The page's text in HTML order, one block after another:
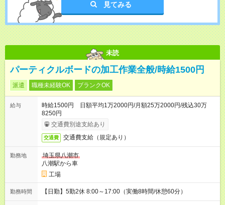
見てみる
未読
パーティクルボードの加工作業全般/時給1500円
派遣 職種未経験OK ブランクOK
給与
時給1500円 日額平均1万2000円/月額25万2000円/残込30万
8250円
交通費別途支給あり
交通費 交通費支給（規定あり）
勤務地
埼玉県八潮市
八潮駅から車
工場
勤務時間 【日勤】5勤2休 8:00～17:00（実働8時間/休憩60分）